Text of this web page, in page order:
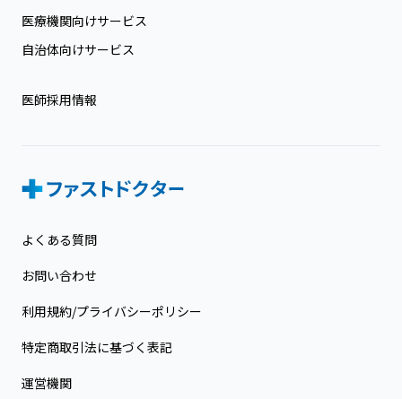
医療機関向けサービス
自治体向けサービス
医師採用情報
よくある質問
お問い合わせ
利用規約/プライバシーポリシー
特定商取引法に基づく表記
運営機関